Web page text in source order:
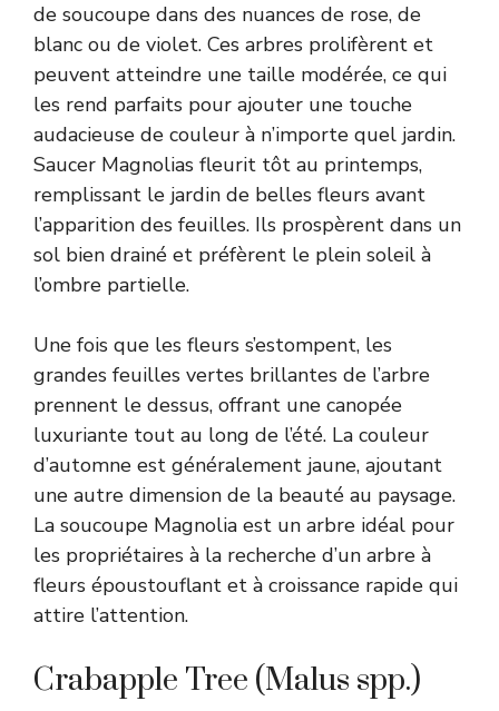
de soucoupe dans des nuances de rose, de
blanc ou de violet. Ces arbres prolifèrent et
peuvent atteindre une taille modérée, ce qui
les rend parfaits pour ajouter une touche
audacieuse de couleur à n’importe quel jardin.
Saucer Magnolias fleurit tôt au printemps,
remplissant le jardin de belles fleurs avant
l’apparition des feuilles. Ils prospèrent dans un
sol bien drainé et préfèrent le plein soleil à
l’ombre partielle.
Une fois que les fleurs s’estompent, les
grandes feuilles vertes brillantes de l’arbre
prennent le dessus, offrant une canopée
luxuriante tout au long de l’été. La couleur
d’automne est généralement jaune, ajoutant
une autre dimension de la beauté au paysage.
La soucoupe Magnolia est un arbre idéal pour
les propriétaires à la recherche d’un arbre à
fleurs époustouflant et à croissance rapide qui
attire l’attention.
Crabapple Tree (Malus spp.)